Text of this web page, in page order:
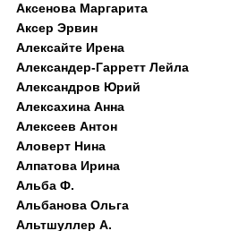
Аксенова Маргарита
Аксер Эрвин
Алексайте Ирена
Александер-Гарретт Лейла
Александров Юрий
Алексахина Анна
Алексеев Антон
Аловерт Нина
Алпатова Ирина
Альба Ф.
Альбанова Ольга
Альтшуллер А.